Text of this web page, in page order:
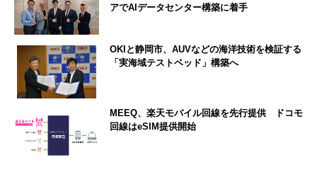
アでAIデータセンター構築に着手
OKIと静岡市、AUVなどの海洋技術を検証する
「実海域テストベッド」構築へ
MEEQ、楽天モバイル回線を先行提供 ドコモ
回線はeSIM提供開始